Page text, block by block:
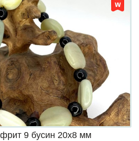
9 бусин 20х8 мм